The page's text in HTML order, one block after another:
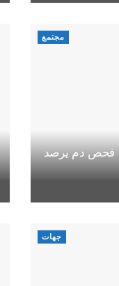
مجتمع
فحص دم يرصد
جهات